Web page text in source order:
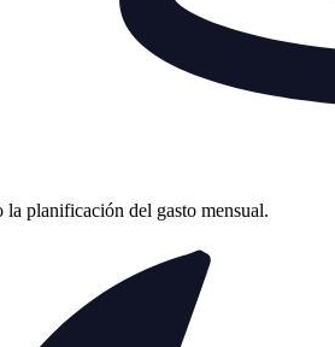
planificación del gasto mensual.